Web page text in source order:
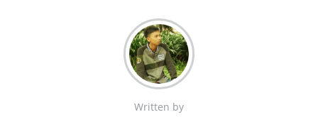
Written by